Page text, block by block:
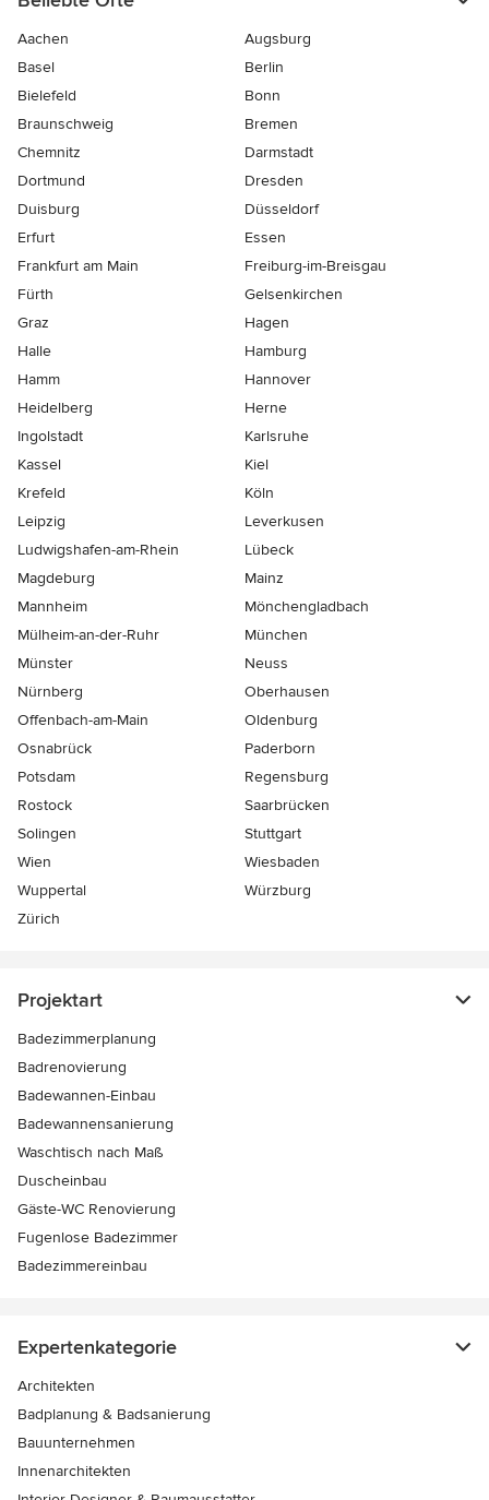
Aachen
Augsburg
Basel
Berlin
Bielefeld
Bonn
Braunschweig
Bremen
Chemnitz
Darmstadt
Dortmund
Dresden
Duisburg
Düsseldorf
Erfurt
Essen
Frankfurt am Main
Freiburg-im-Breisgau
Fürth
Gelsenkirchen
Graz
Hagen
Halle
Hamburg
Hamm
Hannover
Heidelberg
Herne
Ingolstadt
Karlsruhe
Kassel
Kiel
Krefeld
Köln
Leipzig
Leverkusen
Ludwigshafen-am-Rhein
Lübeck
Magdeburg
Mainz
Mannheim
Mönchen­gladbach
Mülheim-an-der-Ruhr
München
Münster
Neuss
Nürnberg
Oberhausen
Offenbach-am-Main
Oldenburg
Osnabrück
Paderborn
Potsdam
Regensburg
Rostock
Saarbrücken
Solingen
Stuttgart
Wien
Wiesbaden
Wuppertal
Würzburg
Zürich
Projektart
Badezimmerplanung
Badrenovierung
Badewannen-Einbau
Badewannensanierung
Waschtisch nach Maß
Duscheinbau
Gäste-WC Renovierung
Fugenlose Badezimmer
Badezimmereinbau
Expertenkategorie
Architekten
Badplanung & Badsanierung
Bauunternehmen
Innenarchitekten